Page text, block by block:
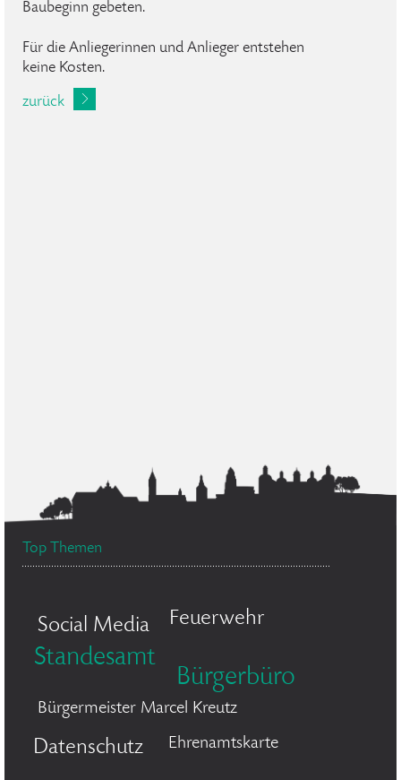
Baubeginn gebeten.
Für die Anliegerinnen und Anlieger entstehen
keine Kosten.
zurück
Top Themen
Social Media Feuerwehr
Standesamt
Bürgerbüro
Bürgermeister Marcel Kreutz
Datenschutz Ehrenamtskarte